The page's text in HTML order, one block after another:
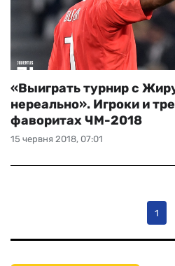
15 червня 2018, 07:01
«Выиграть турнир с
нереально». Игроки и
фаворитах ЧМ-2018
1